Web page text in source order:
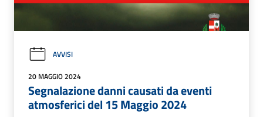
AVVISI
20 MAGGIO 2024
Segnalazione danni causati da eventi
atmosferici del 15 Maggio 2024